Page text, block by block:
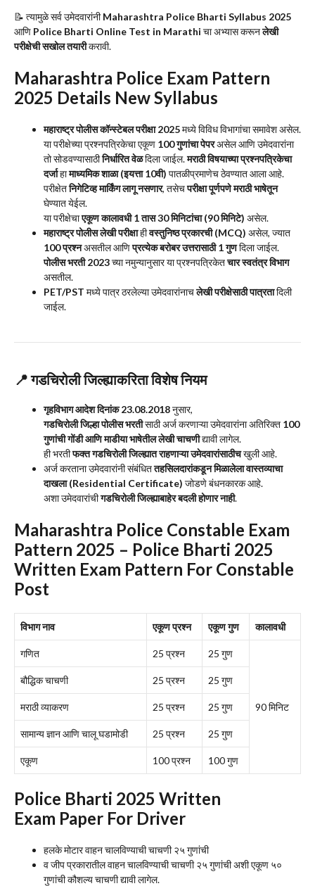
📝 त्यामुळे सर्व उमेदवारांनीMaharashtra Police Bharti Syllabus 2025
आणि Police Bharti Online Test in Marathi चा अभ्यास करूनलेखी
परीक्षेची सखोल तयारीकरावी.
Maharashtra Police Exam Pattern
2025 Details New Syllabus
महाराष्ट्र पोलीस कॉन्स्टेबल परीक्षा 2025मध्ये विविध विभागांचा समावेश असेल.
या परीक्षेच्या प्रश्नपत्रिकेचा एकूण 100 गुणांचा पेपरअसेल आणि उमेदवारांना
तो सोडवण्यासाठीनिर्धारित वेळदिला जाईल.मराठी विषयाच्या प्रश्नपत्रिकेचा
दर्जाहामाध्यमिक शाळा (इयत्ता 10वी) पातळीप्रमाणेच ठेवण्यात आला आहे.
परीक्षेतनिगेटिव्ह मार्किंग लागू नसणार, तसेचपरीक्षा पूर्णपणे मराठी भाषेतून
घेण्यात येईल.
या परीक्षेचाएकूण कालावधी 1 तास 30 मिनिटांचा (90 मिनिटे) असेल.
महाराष्ट्र पोलीस लेखी परीक्षाहीवस्तुनिष्ठ प्रकारची (MCQ) असेल, ज्यात
100 प्रश्नअसतील आणिप्रत्येक बरोबर उत्तरासाठी 1 गुणदिला जाईल.
पोलीस भरती 2023च्या नमुन्यानुसार या प्रश्नपत्रिकेतचार स्वतंत्र विभाग
असतील.
PET/PST मध्ये पात्र ठरलेल्या उमेदवारांनाचलेखी परीक्षेसाठी पात्रतादिली
जाईल.
📍गडचिरोली जिल्ह्याकरिता विशेष नियम
गृहविभाग आदेश दिनांक 23.08.2018नुसार,
गडचिरोली जिल्हा पोलीस भरतीसाठी अर्ज करणाऱ्या उमेदवारांना अतिरिक्त 100
गुणांची गोंडी आणि माडीया भाषेतील लेखी चाचणीद्यावी लागेल.
ही भरतीफक्त गडचिरोली जिल्ह्यात राहणाऱ्या उमेदवारांसाठीचखुली आहे.
अर्ज करताना उमेदवारांनी संबंधिततहसिलदारांकडून मिळालेला वास्तव्याचा
दाखला (Residential Certificate) जोडणे बंधनकारक आहे.
अशा उमेदवारांचीगडचिरोली जिल्ह्याबाहेर बदली होणार नाही.
Maharashtra Police Constable Exam
Pattern 2025 – Police Bharti 2025
Written Exam Pattern For Constable
Post
विभाग नाव एकूण प्रश्न एकूण गुण कालावधी
गणित 25 प्रश्न 25 गुण
90 मिनिट
बौद्धिक चाचणी 25 प्रश्न 25 गुण
मराठी व्याकरण 25 प्रश्न 25 गुण
सामान्य ज्ञान आणि चालू घडामोडी 25 प्रश्न 25 गुण
एकूण 100 प्रश्न 100 गुण
Police Bharti 2025 Written
Exam Paper For Driver
हलके मोटार वाहन चालविण्याची चाचणी २५ गुणांची
व जीप प्रकारातील वाहन चालविण्याची चाचणी २५ गुणांची अशी एकूण ५०
गुणांची कौशल्य चाचणी द्यावी लागेल.